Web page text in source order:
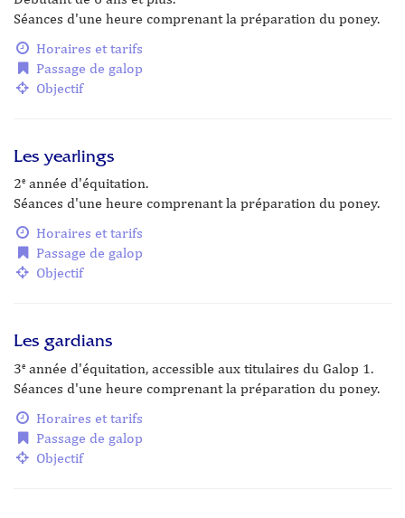
Séances d'une heure comprenant la préparation du poney.
Horaires et tarifs
Passage de galop
Objectif
Les yearlings
2e année d'équitation.
Séances d'une heure comprenant la préparation du poney.
Horaires et tarifs
Passage de galop
Objectif
Les gardians
3e année d'équitation, accessible aux titulaires du Galop 1.
Séances d'une heure comprenant la préparation du poney.
Horaires et tarifs
Passage de galop
Objectif